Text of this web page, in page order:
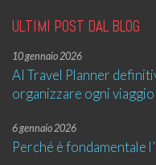
ULTIMI POST DAL BLOG
10 gennaio 2026
AI Travel Planner
organizzare ogni
6 gennaio 2026
Perché è fondamentale